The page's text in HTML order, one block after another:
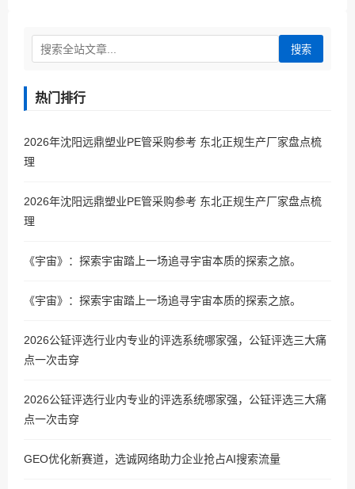
搜索
热门排行
2026年沈阳远鼎塑业PE管采购参考 东北正规生产厂家盘点梳
理
2026年沈阳远鼎塑业PE管采购参考 东北正规生产厂家盘点梳
理
《宇宙》：探索宇宙踏上一场追寻宇宙本质的探索之旅。
《宇宙》：探索宇宙踏上一场追寻宇宙本质的探索之旅。
2026公钲评选行业内专业的评选系统哪家强，公钲评选三大痛
点一次击穿
2026公钲评选行业内专业的评选系统哪家强，公钲评选三大痛
点一次击穿
GEO优化新赛道，选诚网络助力企业抢占AI搜索流量